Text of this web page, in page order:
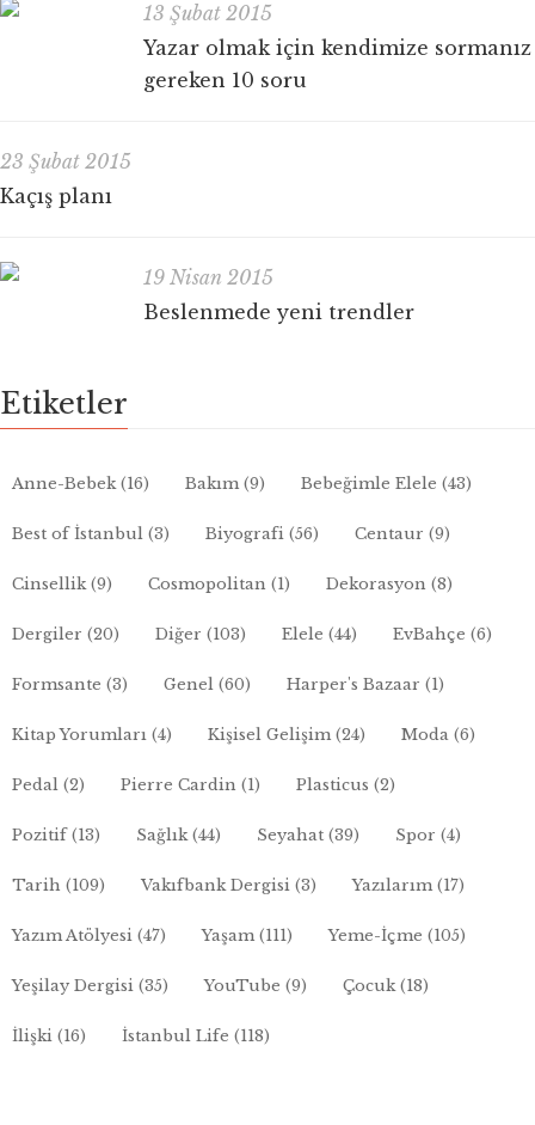
13 Şubat 2015
Yazar olmak için kendimize sormanız
gereken 10 soru
23 Şubat 2015
Kaçış planı
19 Nisan 2015
Beslenmede yeni trendler
Etiketler
Anne-Bebek(16) Bakım(9) Bebeğimle Elele (43)
Best of İstanbul (3) Biyografi (56) Centaur (9)
Cinsellik(9) Cosmopolitan (1) Dekorasyon (8)
Dergiler (20) Diğer (103) Elele (44) EvBahçe (6)
Formsante (3) Genel (60) Harper's Bazaar (1)
Kitap Yorumları (4) Kişisel Gelişim(24) Moda (6)
Pedal (2) Pierre Cardin (1) Plasticus (2)
Pozitif(13) Sağlık(44) Seyahat (39) Spor (4)
Tarih (109) Vakıfbank Dergisi (3) Yazılarım(17)
Yazım Atölyesi (47) Yaşam(111) Yeme-İçme (105)
Yeşilay Dergisi (35) YouTube (9) Çocuk(18)
İlişki (16) İstanbul Life (118)